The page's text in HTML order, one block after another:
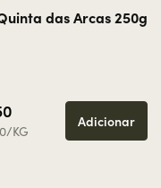
das Arcas 250g
KG
Adicionar
deverá ter idade